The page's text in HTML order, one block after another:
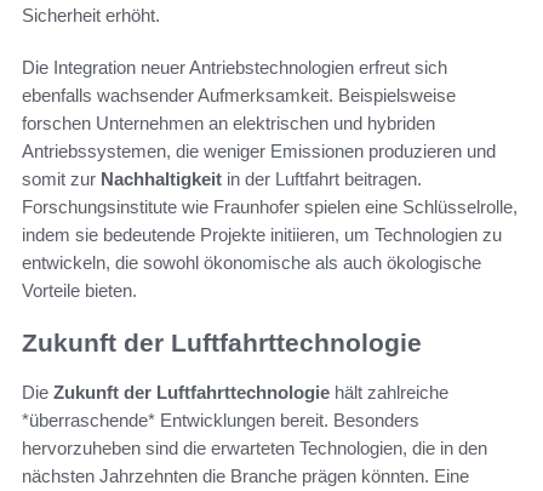
Sicherheit erhöht.
Die Integration neuer Antriebstechnologien erfreut sich
ebenfalls wachsender Aufmerksamkeit. Beispielsweise
forschen Unternehmen an elektrischen und hybriden
Antriebssystemen, die weniger Emissionen produzieren und
somit zur Nachhaltigkeit in der Luftfahrt beitragen.
Forschungsinstitute wie Fraunhofer spielen eine Schlüsselrolle,
indem sie bedeutende Projekte initiieren, um Technologien zu
entwickeln, die sowohl ökonomische als auch ökologische
Vorteile bieten.
Zukunft der Luftfahrttechnologie
Die Zukunft der Luftfahrttechnologie hält zahlreiche
*überraschende* Entwicklungen bereit. Besonders
hervorzuheben sind die erwarteten Technologien, die in den
nächsten Jahrzehnten die Branche prägen könnten. Eine